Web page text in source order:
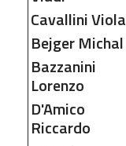
CavalliniViola
BejgerMichal
Bazzanini
Lorenzo
D'Amico
Riccardo